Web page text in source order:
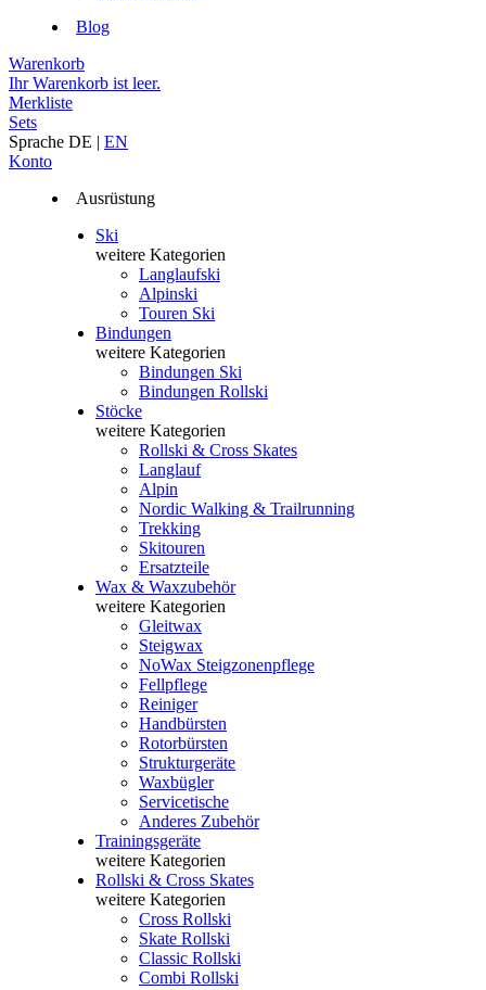
Blog
Warenkorb
Ihr Warenkorb ist leer.
Merkliste
Sets
Sprache DE | EN
Konto
Ausrüstung
Ski
weitere Kategorien
Langlaufski
Alpinski
Touren Ski
Bindungen
weitere Kategorien
Bindungen Ski
Bindungen Rollski
Stöcke
weitere Kategorien
Rollski & Cross Skates
Langlauf
Alpin
Nordic Walking & Trailrunning
Trekking
Skitouren
Ersatzteile
Wax & Waxzubehör
weitere Kategorien
Gleitwax
Steigwax
NoWax Steigzonenpflege
Fellpflege
Reiniger
Handbürsten
Rotorbürsten
Strukturgeräte
Waxbügler
Servicetische
Anderes Zubehör
Trainingsgeräte
weitere Kategorien
Rollski & Cross Skates
weitere Kategorien
Cross Rollski
Skate Rollski
Classic Rollski
Combi Rollski